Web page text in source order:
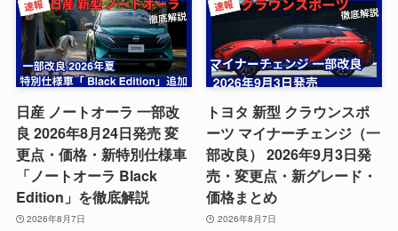
日産 ノートオーラ 一部改
良 2026年8月24日発売 変
更点・価格・新特別仕様車
「ノートオーラ Black
Edition」を徹底解説
2026年8月7日
トヨタ 新型 クラウンスポ
ーツ マイナーチェンジ（一
部改良） 2026年9月3日発
売・変更点・新グレード・
価格まとめ
2026年8月7日